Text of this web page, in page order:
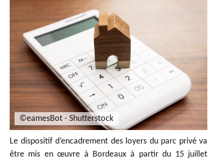
©eamesBot - Shutterstock
Le dispositif d’encadrement des loyers du parc privé va
être mis en œuvre à Bordeaux à partir du 15 juillet